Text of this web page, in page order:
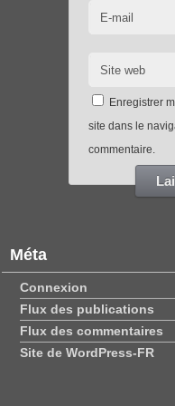
E-mail
Site web
Enregistrer
site dans le
commentaire.
Méta
Connexion
Flux des publications
Flux des commentaires
Site de WordPress-FR